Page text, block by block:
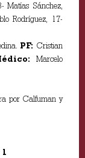
Matías Sánchez,
Rodríguez, 17-
PF: Cristian
Marcelo
por Calfuman y